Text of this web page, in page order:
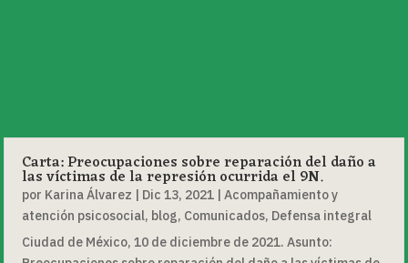
Carta: Preocupaciones sobre reparación del daño a
las víctimas de la represión ocurrida el 9N.
por Karina Álvarez | Dic 13, 2021 |Acompañamiento y
atención psicosocial, blog, Comunicados, Defensa integral
Ciudad de México, 10 de diciembre de 2021. Asunto: